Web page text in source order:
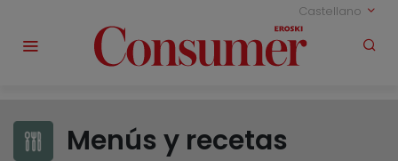
Castellano
Menús y recetas